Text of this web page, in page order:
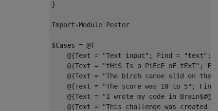
}
Import-Module Pester
$Cases = @(
@{Text = "Text input" ; Find = "text" ;
@{Text = "tHiS Is a PiEcE oF tExT" ;
@{Text =
"The birch canoe slid on the
@{Text = "The score was 10 to 5" ;
Find
@{Text =
"I wrote my code in
@{Text =
"This challenge was created